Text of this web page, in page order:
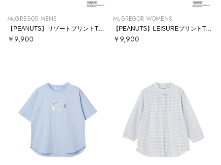
McGREGOR MENS
￥9,900
McGREGOR WOMENS
￥9,900